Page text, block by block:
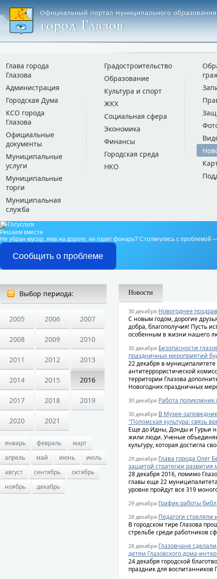
Глава города
Глазова
Администрация
Городская Дума
КСО города
Глазова
Официальные
документы
Муниципальные
услуги
Муниципальные
торги
Муниципальная
служба
Градостроительство
Образование
Культура и спорт
ЖКХ
Социальная сфера
Экономика
Финансы
Городская среда
НКО
Решаем вместе
Не убран мусор, яма на дороге, не горит фонарь? Столкнулись с проблемой
Сообщить о проблеме
Выбор периода:
2005 2006 2007
2008 2009 2010
2011 2012 2013
2014 2015 2016
2017 2018 2019
2020 2021
январь февраль
март
апрель
май июнь
июль
август
сентябрь
октябрь
ноябрь
декабрь
Новости
30 декабря Новогоднее
С новым годом, дорогие
добра, благополучия! Пусть
особенным в жизни нашего
30 декабря Безопасности
праздничных мероприятий
22 декабря в
антитеррористической
территории Глазова
Новогодних праздничных
30 декабря Работа
30 декабря В Музее-
"Поломская культура: связь
Еще до Идны, Донды и Гурьи
жили люди. Ученые
культуру, которая достигла
29 декабря Глава города Олег
защитой стратегии развития
28 декабря 2016, помимо
главы еще 22
уровне пройдут все 319
29 декабря График работы
28 декабря Педагоги стреляли
В городском тире Глазова
стрельбе среди работников
28 декабря Глазовчане
детям Глазовского дома-
24 декабря городской
праздник для воспитанников